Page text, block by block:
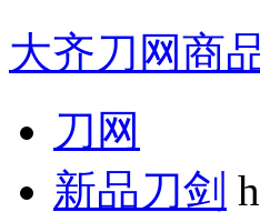
大齐刀网商
刀网
新品刀剑